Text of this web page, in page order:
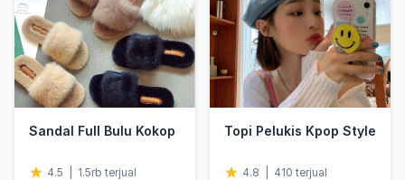
Sandal Full Bulu Kokop
4.5 1.5rb terjual
Topi Pelukis Kpop Style
4.8 410 terjual